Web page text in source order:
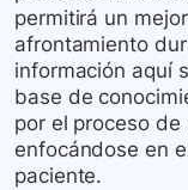
permitirá un
afrontamiento
información aquí
base de
por el proceso
enfocándose en
paciente.